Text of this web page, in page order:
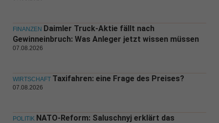
FINANZEN Daimler Truck-Aktie fällt nach
Gewinneinbruch: Was Anleger jetzt wissen müssen
07.08.2026
WIRTSCHAFT Taxifahren: eine Frage des Preises?
07.08.2026
POLITIK NATO-Reform: Saluschnyj erklärt das